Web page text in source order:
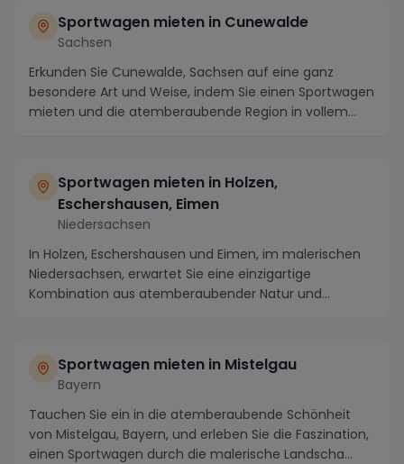
Sportwagen mieten in Cunewalde
Sachsen
Erkunden Sie Cunewalde, Sachsen auf eine ganz
besondere Art und Weise, indem Sie einen Sportwagen
mieten und die atemberaubende Region in vollem
Sportwagen mieten in Holzen,
Eschershausen, Eimen
Niedersachsen
In Holzen, Eschershausen und Eimen, im malerischen
Niedersachsen, erwartet Sie eine einzigartige
Kombination aus atemberaubender Natur und
Sportwagen mieten in Mistelgau
Bayern
Tauchen Sie ein in die atemberaubende Schönheit
von Mistelgau, Bayern, und erleben Sie die Faszination,
einen Sportwagen durch die malerische Landscha...